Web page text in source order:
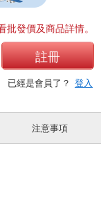
100個/組 有庫存
發價及商品詳情。
註冊
已經是會員了？ 登入
注意事項